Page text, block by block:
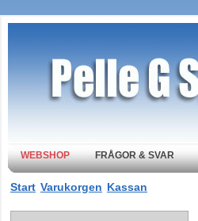
WEBSHOP FRÅGOR & SVAR
Start Varukorgen Kassan